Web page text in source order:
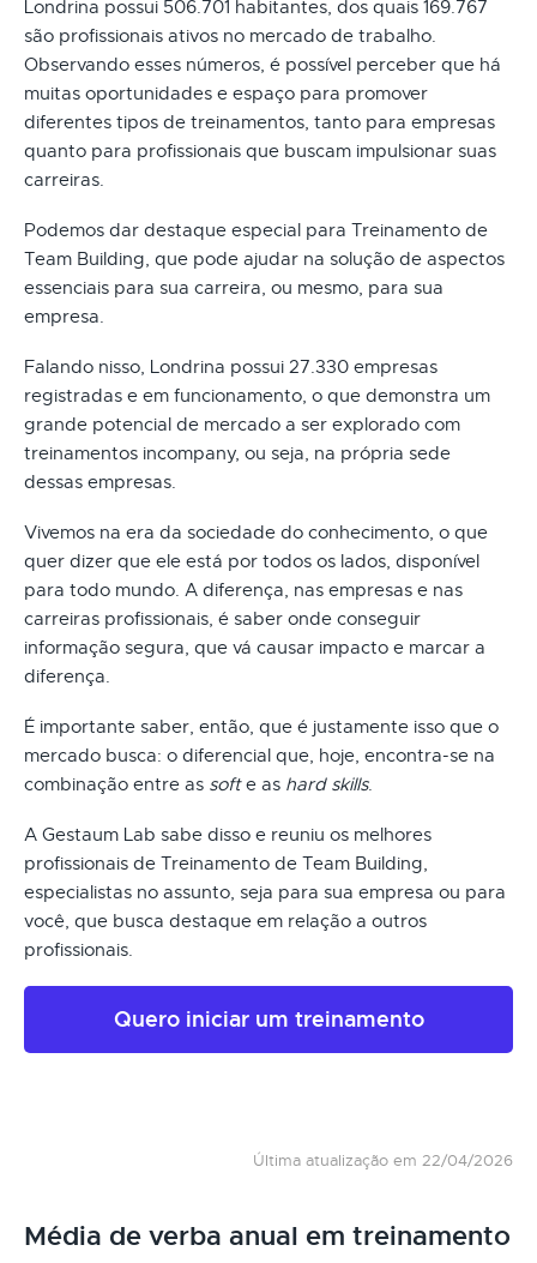
Londrina possui 506.701 habitantes, dos quais 169.767
são profissionais ativos no mercado de trabalho.
Observando esses números, é possível perceber que há
muitas oportunidades e espaço para promover
diferentes tipos de treinamentos, tanto para empresas
quanto para profissionais que buscam impulsionar suas
carreiras.
Podemos dar destaque especial para Treinamento de
Team Building, que pode ajudar na solução de aspectos
essenciais para sua carreira, ou mesmo, para sua
empresa.
Falando nisso, Londrina possui 27.330 empresas
registradas e em funcionamento, o que demonstra um
grande potencial de mercado a ser explorado com
treinamentos incompany, ou seja, na própria sede
dessas empresas.
Vivemos na era da sociedade do conhecimento, o que
quer dizer que ele está por todos os lados, disponível
para todo mundo. A diferença, nas empresas e nas
carreiras profissionais, é saber onde conseguir
informação segura, que vá causar impacto e marcar a
diferença.
É importante saber, então, que é justamente isso que o
mercado busca: o diferencial que, hoje, encontra-se na
combinação entre as softe as hard skills.
A Gestaum Lab sabe disso e reuniu os melhores
profissionais de Treinamento de Team Building,
especialistas no assunto, seja para sua empresa ou para
você, que busca destaque em relação a outros
profissionais.
Quero iniciar um treinamento
Última atualização em 22/04/2026
Média de verba anual em treinamento